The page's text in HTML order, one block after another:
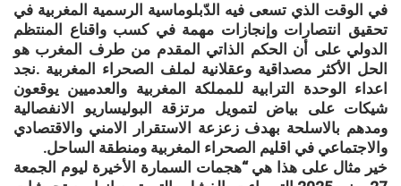
في الوقت الذي تسعى فيه الدّبلوماسية الرسمية المغربية في
تحقيق انتصارات وإنجازات مهمة في كسب واقناع المنتظم
الدولي على أن الحكم الذاتي المقدم من طرف المغرب هو
الحل الأكثر مصداقية وعقلانية لملف الصحراء المغربية .نجد
اعداء الوحدة الترابية للمملكة المغربية والعدميين يوقعون
شيكات على بياض لتمويل مرتزقة البوليساريو الانفصالية
ومدهم بالاسلحة بهدف زعزعة الاستقرار الامني والاقتصادي
والاجتماعي في اقليم الصحراء المغربية ومنطقة الساحل.
خير مثال على هذا هي “هجمات السمارة الأخيرة ليوم الجمعة